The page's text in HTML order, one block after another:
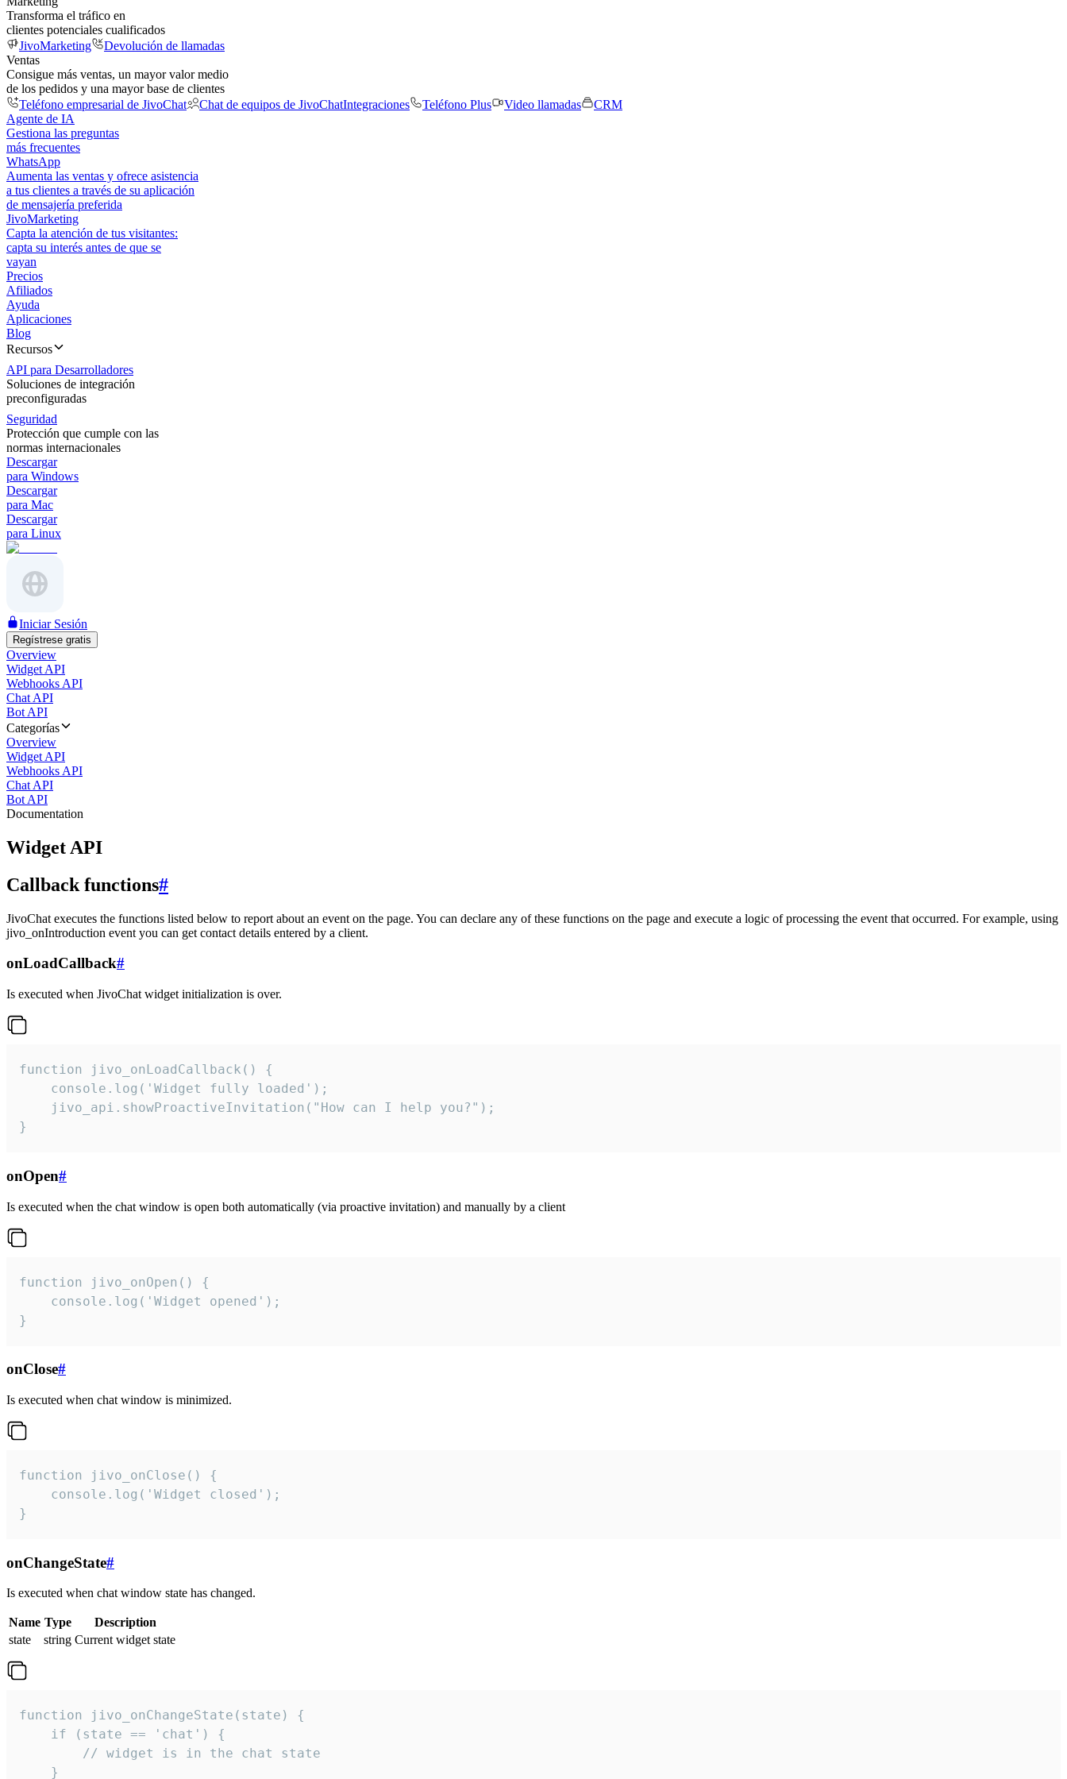
Transforma el tráfico en
clientes potenciales cualificados
JivoMarketing
Devolución de llamadas
Ventas
Consigue más ventas, un mayor valor medio
de los pedidos y una mayor base de clientes
Teléfono empresarial de JivoChat
Chat de equipos de JivoChatIntegraciones Teléfono Plus Video llamadas
CRM
Agente de IA
Gestiona las preguntas
más frecuentes
WhatsApp
Aumenta las ventas y ofrece asistencia
a tus clientes a través de su aplicación
de mensajería preferida
JivoMarketing
Capta la atención de tus visitantes:
capta su interés antes de que se
vayan
Precios
Afiliados
Ayuda
Aplicaciones
Blog
Recursos
API para Desarrolladores
Soluciones de integración
preconfiguradas
Seguridad
Protección que cumple con las
normas internacionales
Descargar
para Windows
Descargar
para Mac
Descargar
para Linux
Iniciar Sesión
Regístrese gratis
Overview
Widget API
Webhooks API
Chat API
Bot API
Categorías
Overview
Widget API
Webhooks API
Chat API
Bot API
Documentation
Widget API
Callback functions#
JivoChat executes the functions listed below to report about an event on the page. You can declare any of these functions on the page and execute a logic of processing the event that occurred. For example, using
jivo_onIntroduction event you can get contact details entered by a client.
onLoadCallback#
Is executed when JivoChat widget initialization is over.
function jivo_onLoadCallback() {
    console.log('Widget fully loaded');
    jivo_api.showProactiveInvitation("How can I help you?");
}
onOpen#
Is executed when the chat window is open both automatically (via proactive invitation) and manually by a client
function jivo_onOpen() {
    console.log('Widget opened');
}
onClose#
Is executed when chat window is minimized.
function jivo_onClose() {
    console.log('Widget closed');
}
onChangeState#
Is executed when chat window state has changed.
Name Type
Description
state
string Current widget state
function jivo_onChangeState(state) {
    if (state == 'chat') {
        // widget is in the chat state
    }